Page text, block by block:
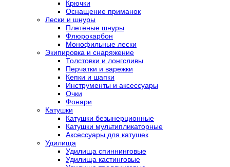
Крючки
Оснащение приманок
Лески и шнуры
Плетеные шнуры
Флюрокарбон
Монофильные лески
Экипировка и снаряжение
Толстовки и лонгсливы
Перчатки и варежки
Кепки и шапки
Инструменты и аксессуары
Очки
Фонари
Катушки
Катушки безынерционные
Катушки мультипликаторные
Аксессуары для катушек
Удилища
Удилища спиннинговые
Удилища кастинговые